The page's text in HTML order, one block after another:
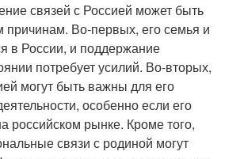
связей с Россией может быть
причинам. Во-первых, его семья и
в России, и поддержание
потребует усилий. Во-вторых,
могут быть важны для его
особенно если его
российском рынке. Кроме того,
связи с родиной могут